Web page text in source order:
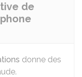
de
donne des